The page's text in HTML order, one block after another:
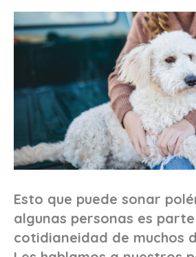
Esto que puede sonar
algunas personas es
cotidianeidad de muchos